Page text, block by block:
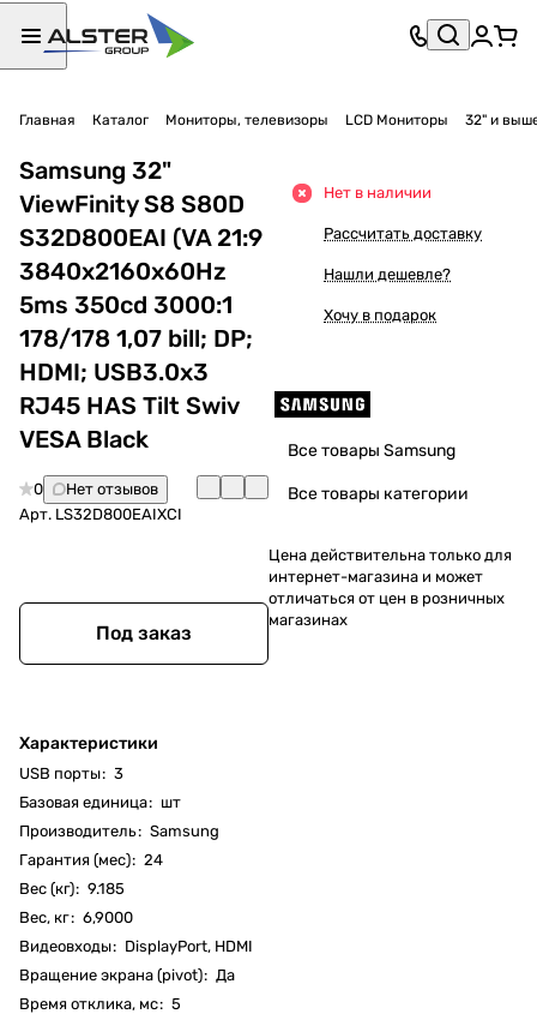
Главная Каталог Мониторы, телевизоры LCD Мониторы 32" и
Samsung 32"
ViewFinity S8 S80D
S32D800EAI (VA 21:9
3840x2160x60Hz
5ms 350cd 3000:1
178/178 1,07 bill; DP;
HDMI; USB3.0x3
RJ45 HAS Tilt Swiv
VESA Black
0
Нет отзывов
Арт. LS32D800EAIXCI
Под заказ
Характеристики
USB порты: 3
Базовая единица: шт
Производитель: Samsung
Гарантия (мес): 24
Вес (кг): 9.185
Вес, кг: 6,9000
Видеовходы: DisplayPort, HDMI
Вращение экрана (pivot): Да
Время отклика, мс: 5
Нет в наличии
Рассчитать доставку
Нашли дешевле?
Хочу в подарок
Все товары Samsung
Все товары категории
Цена действительна только для
интернет-магазина и может
отличаться от цен в розничных
магазинах